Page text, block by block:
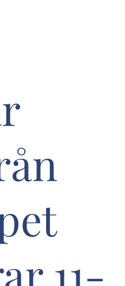
11-